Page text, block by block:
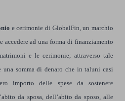
e cerimonie di GlobalFin, un marchio
accedere ad una forma di finanziamento
e le cerimonie; attraverso tale
una somma di denaro che in taluni casi
importo delle spese da sostenere
da sposa, dell’abito da sposo, alle